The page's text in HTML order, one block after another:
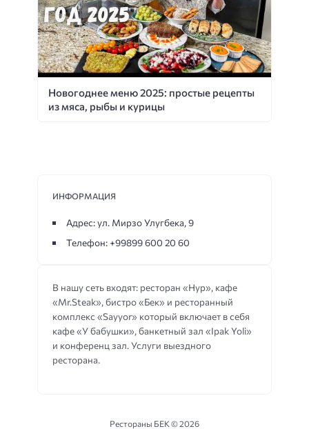
Новогоднее меню 2025: простые рецепты
из мяса, рыбы и курицы
В нашу сеть входят: ресторан «Нур», кафе
«Mr.Steak», бистро «Бек» и ресторанный
комплекс «Sayyor» который включает в себя
кафе «У бабушки», банкетный зал «Ipak Yoli»
и конференц зал. Услуги выездного
ресторана.
ИНФОРМАЦИЯ
Адрес: ул. Мирзо Улугбека, 9
Телефон: +99899 600 20 60
Рестораны БЕК ©2026